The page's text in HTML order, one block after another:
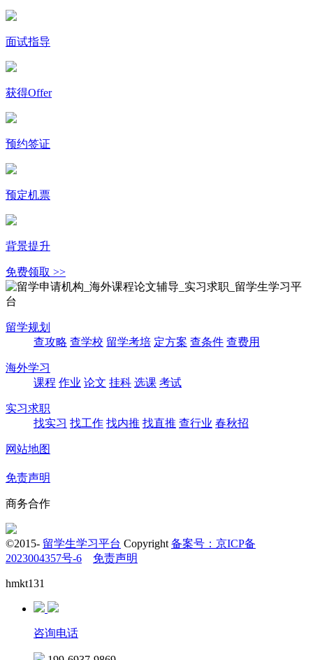
面试指导
获得Offer
预约签证
预定机票
背景提升
免费领取 >>
留学规划
查攻略 查学校 留学考培 定方案 查条件 查费用
海外学习
课程 作业 论文 挂科 选课 考试
实习求职
找实习 找工作 找内推 找直推 查行业 春秋招
网站地图
免责声明
商务合作
©2015- 留学生学习平台 Copyright 备案号：京ICP备
2023004357号-6
免责声明
hmkt131
咨询电话